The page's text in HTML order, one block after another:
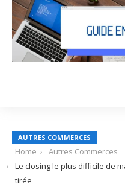
AUTRES COMMERCES
Home
Autres Commerces
Le closing le plus difficile de
tirée